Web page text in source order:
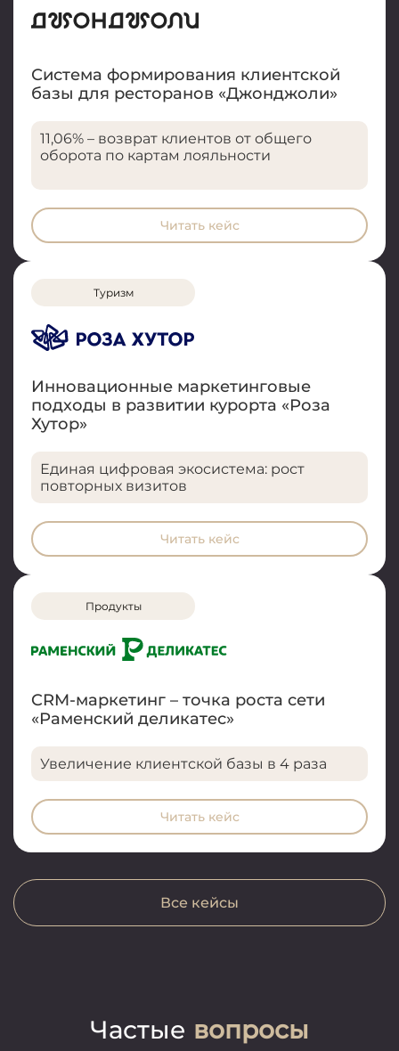
Система формирования клиентской
базы для ресторанов «Джонджоли»
11,06% – возврат клиентов от общего
оборота по картам лояльности
Читать кейс
Туризм
Инновационные маркетинговые
подходы в развитии курорта «Роза
Хутор»
Единая цифровая экосистема: рост
повторных визитов
Читать кейс
Продукты
CRM-маркетинг – точка роста сети
«Раменский деликатес»
Увеличение клиентской базы в 4 раза
Читать кейс
Все кейсы
Частые вопросы